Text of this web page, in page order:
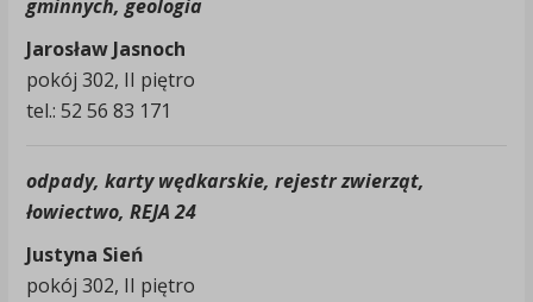
gminnych, geologia
Jarosław Jasnoch
pokój 302, II piętro
tel.: 52 56 83 171
odpady, karty wędkarskie, rejestr zwierząt,
łowiectwo, REJA 24
Justyna Sień
pokój 302, II piętro